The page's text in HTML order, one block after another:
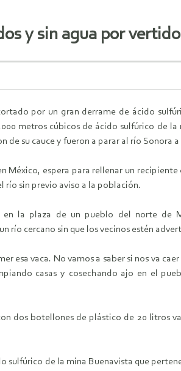
y sin agua por
por un gran derrame de ácido
metros cúbicos de ácido sulfúrico de
de su cauce y fueron a parar al río Sonora
México, espera para rellenar un
río sin previo aviso a la población.
en la plaza de un pueblo del norte
río cercano sin que los vecinos estén
esa vaca. No vamos a saber si nos va
casas y cosechando ajo en el
dos botellones de plástico de 20 litros
sulfúrico de la mina Buenavista que